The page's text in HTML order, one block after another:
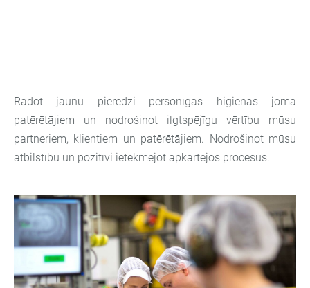
Radot jaunu pieredzi personīgās higiēnas jomā
patērētājiem un nodrošinot ilgtspējīgu vērtību mūsu
partneriem, klientiem un patērētājiem. Nodrošinot mūsu
atbilstību un pozitīvi ietekmējot apkārtējos procesus.